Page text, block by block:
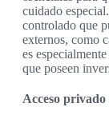
cuidado
controlado que
externos, como
es
que poseen
Acceso